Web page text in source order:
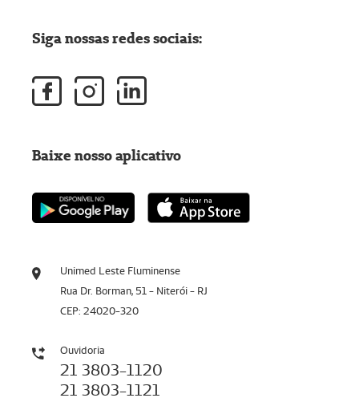
Unimed Leste Fluminense
Rua Dr. Borman, 51 - Niterói - RJ
CEP: 24020-320
Ouvidoria
21 3803-1120
21 3803-1121
Siga nossas redes sociais:
Baixe nosso aplicativo